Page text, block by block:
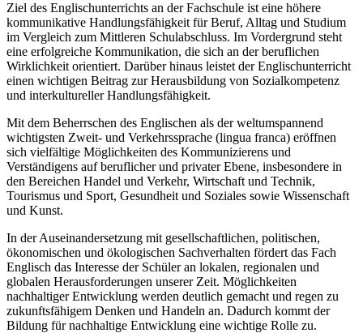
Ziel des Englischunterrichts an der Fachschule ist eine höhere
kommunikative Handlungsfähigkeit für Beruf, Alltag und Studium
im Vergleich zum Mittleren Schulabschluss. Im Vordergrund steht
eine erfolgreiche Kommunikation, die sich an der beruflichen
Wirklichkeit orientiert. Darüber hinaus leistet der Englischunterricht
einen wichtigen Beitrag zur Herausbildung von Sozialkompetenz
und interkultureller Handlungsfähigkeit.
Mit dem Beherrschen des Englischen als der weltumspannend
wichtigsten Zweit- und Verkehrssprache (lingua franca) eröffnen
sich vielfältige Möglichkeiten des Kommunizierens und
Verständigens auf beruflicher und privater Ebene, insbesondere in
den Bereichen Handel und Verkehr, Wirtschaft und Technik,
Tourismus und Sport, Gesundheit und Soziales sowie Wissenschaft
und Kunst.
In der Auseinandersetzung mit gesellschaftlichen, politischen,
ökonomischen und ökologischen Sachverhalten fördert das Fach
Englisch das Interesse der Schüler an lokalen, regionalen und
globalen Herausforderungen unserer Zeit. Möglichkeiten
nachhaltiger Entwicklung werden deutlich gemacht und regen zu
zukunftsfähigem Denken und Handeln an. Dadurch kommt der
Bildung für nachhaltige Entwicklung eine wichtige Rolle zu.